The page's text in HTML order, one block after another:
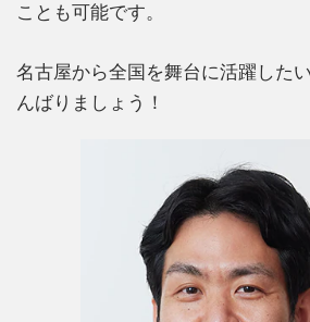
ことも可能です。
名古屋から全国を舞台に活躍した
んばりましょう！